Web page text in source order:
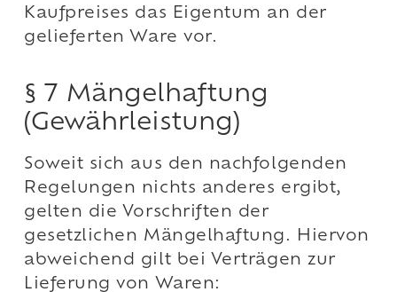
Kaufpreises das Eigentum an der
gelieferten Ware vor.
§ 7 Mängelhaftung
(Gewährleistung)
Soweit sich aus den nachfolgenden
Regelungen nichts anderes ergibt,
gelten die Vorschriften der
gesetzlichen Mängelhaftung. Hiervon
abweichend gilt bei Verträgen zur
Lieferung von Waren: